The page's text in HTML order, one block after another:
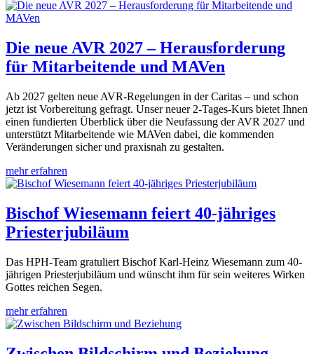
Die neue AVR 2027 – Herausforderung
für Mitarbeitende und MAVen
Ab 2027 gelten neue AVR-Regelungen in der Caritas – und schon
jetzt ist Vorbereitung gefragt. Unser neuer 2-Tages-Kurs bietet Ihnen
einen fundierten Überblick über die Neufassung der AVR 2027 und
unterstützt Mitarbeitende wie MAVen dabei, die kommenden
Veränderungen sicher und praxisnah zu gestalten.
mehr erfahren
Bischof Wiesemann feiert 40-jähriges
Priesterjubiläum
Das HPH-Team gratuliert Bischof Karl-Heinz Wiesemann zum 40-
jährigen Priesterjubiläum und wünscht ihm für sein weiteres Wirken
Gottes reichen Segen.
mehr erfahren